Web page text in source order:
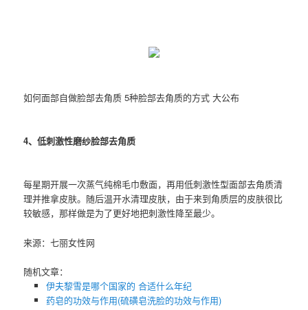
如何面部自做脸部去角质 5种脸部去角质的方式 大公布
4、低刺激性磨纱脸部去角质
每星期开展一次蒸气纯棉毛巾敷面，再用低刺激性型面部去角质清
理并推拿皮肤。随后温开水清理皮肤，由于来到角质层的皮肤很比
较敏感，那样做是为了更好地把刺激性降至最少。
来源：七丽女性网
随机文章：
伊夫黎雪是哪个国家的 合适什么年纪
药皂的功效与作用(硫磺皂洗脸的功效与作用)